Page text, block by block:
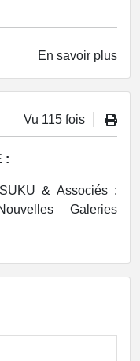
En savoir plus
Vu 115 fois
:
& Associés :
Galeries